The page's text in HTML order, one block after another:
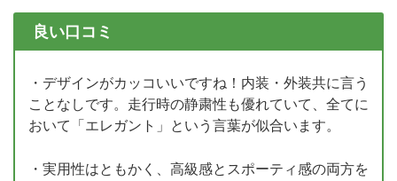
良い口コミ
・デザインがカッコいいですね！内装・外装共に言う
ことなしです。走行時の静粛性も優れていて、全てに
おいて「エレガント」という言葉が似合います。
・実用性はともかく、高級感とスポーティ感の両方を